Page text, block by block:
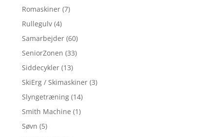
Romaskiner (7)
Rullegulv (4)
Samarbejder (60)
SeniorZonen (33)
Siddecykler (13)
SkiErg / Skimaskiner (3)
Slyngetræning (14)
Smith Machine (1)
Søvn (5)